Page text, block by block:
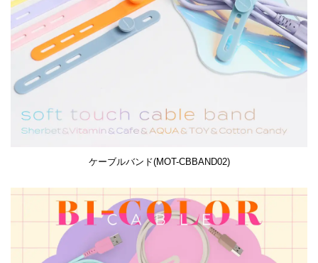
ケーブルバンド(MOT-CBBAND02)